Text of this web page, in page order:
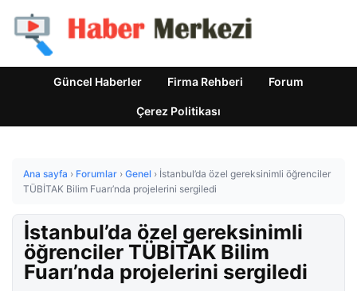
Güncel Haberler Firma Rehberi Forum
Çerez Politikası
Ana sayfa › Forumlar › Genel › İstanbul’da özel gereksinimli öğrenciler
TÜBİTAK Bilim Fuarı’nda projelerini sergiledi
İstanbul’da özel gereksinimli
öğrenciler TÜBİTAK Bilim
Fuarı’nda projelerini sergiledi